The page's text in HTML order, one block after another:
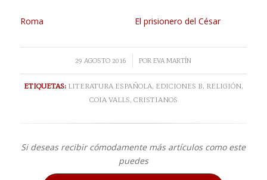
Roma El prisionero del César
29 AGOSTO 2016
/ POREVA MARTÍN
ETIQUETAS: LITERATURA ESPAÑOLA, EDICIONES B, RELIGIÓN,
COIA VALLS, CRISTIANOS
Si deseas recibir cómodamente más artículos como este
puedes